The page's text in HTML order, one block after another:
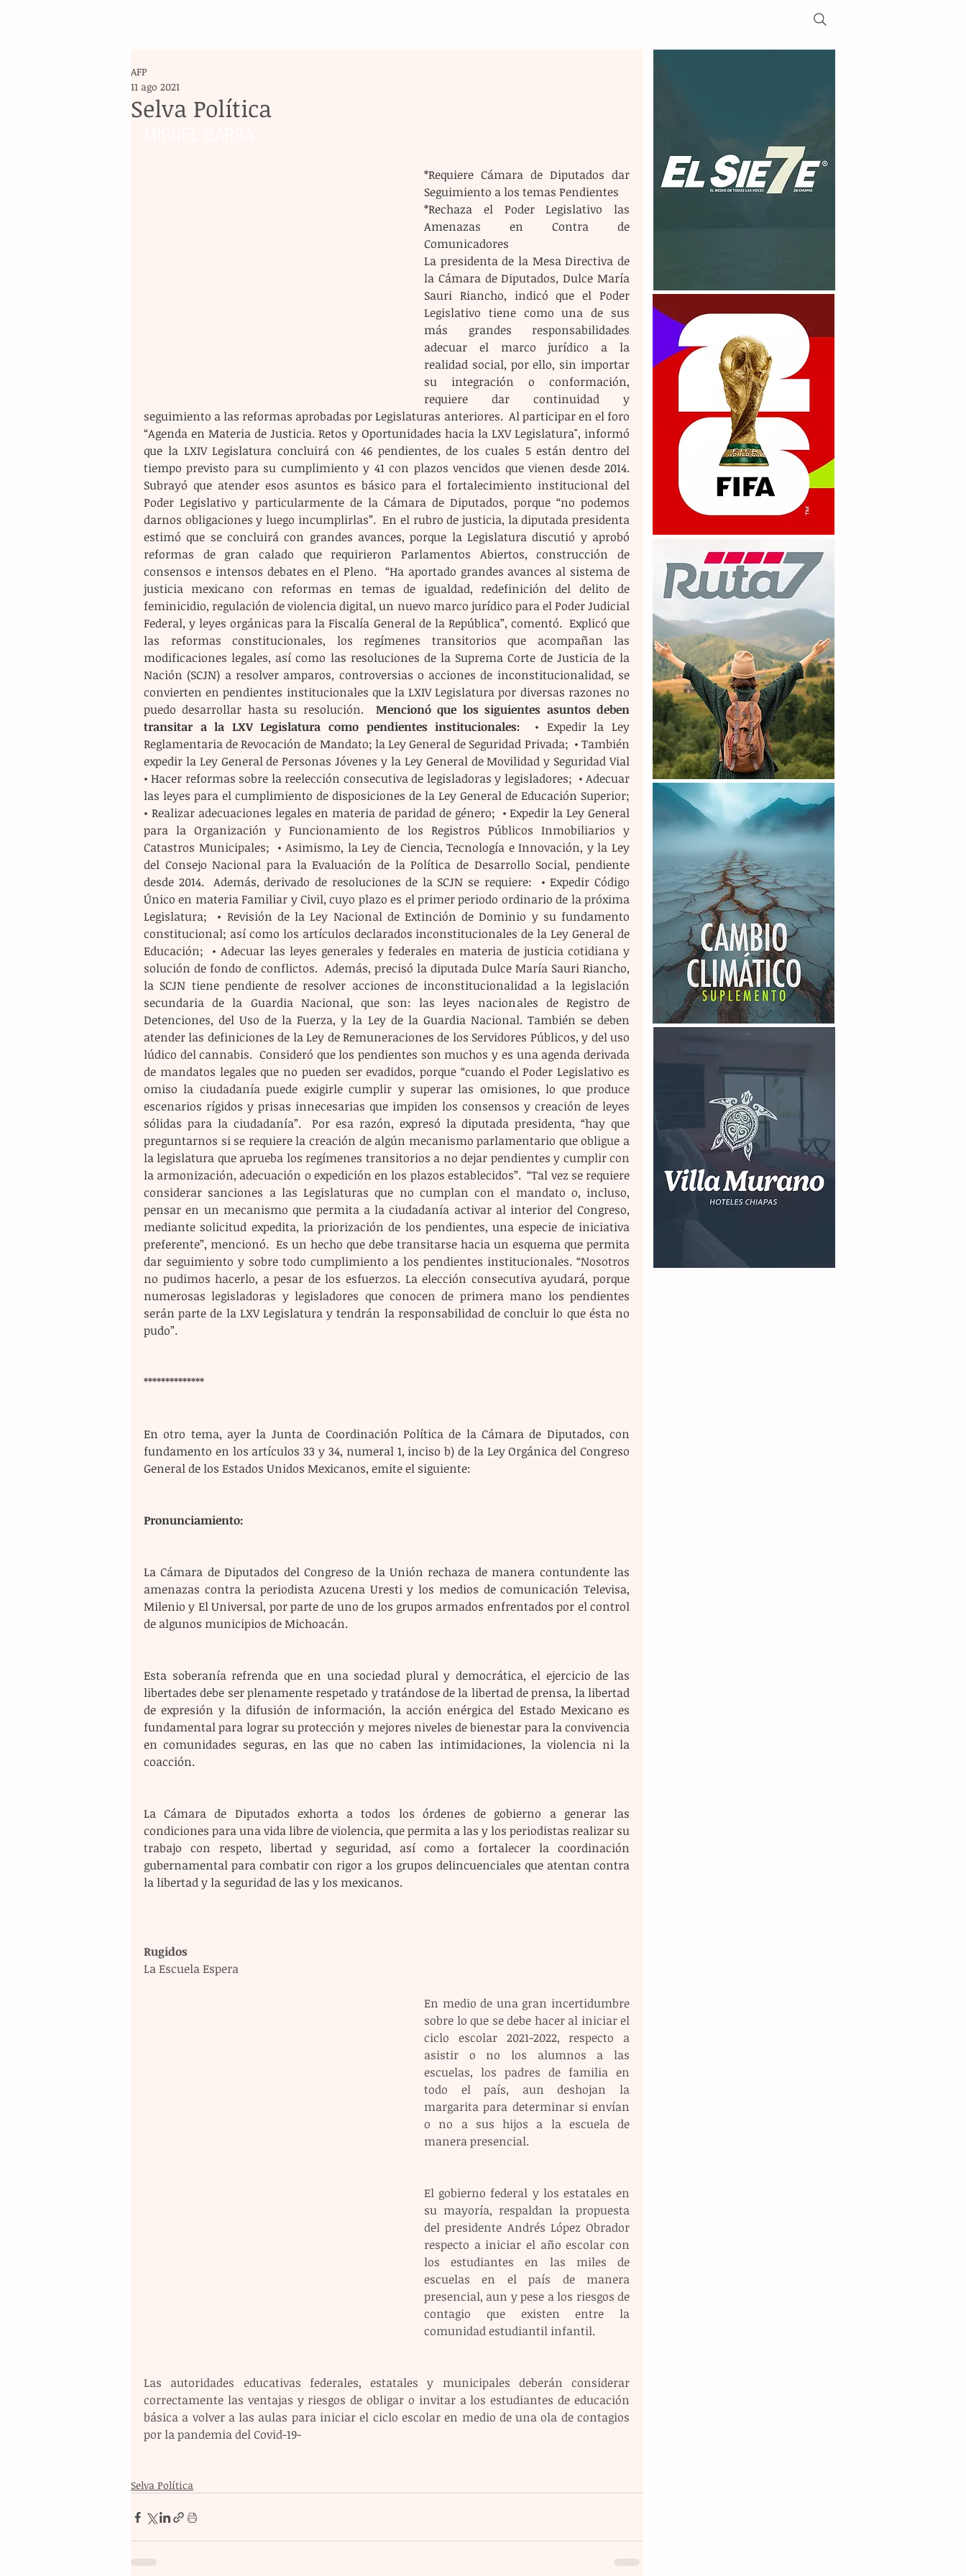
Selva Política
AFP
11 ago 2021
*Requiere Cámara de Diputados dar
Seguimiento a los temas Pendientes
*Rechaza el Poder Legislativo las
Amenazas en Contra de
Comunicadores
La presidenta de la Mesa Directiva de
la Cámara de Diputados, Dulce María
Sauri Riancho, indicó que el Poder
Legislativo tiene como una de sus
más grandes responsabilidades
adecuar el marco jurídico a la
realidad social, por ello, sin importar
su integración o conformación,
requiere dar continuidad y
seguimiento a las reformas aprobadas por Legislaturas anteriores.  Al participar en el foro
“Agenda en Materia de Justicia. Retos y Oportunidades hacia la LXV Legislatura", informó
que la LXIV Legislatura concluirá con 46 pendientes, de los cuales 5 están dentro del
tiempo previsto para su cumplimiento y 41 con plazos vencidos que vienen desde 2014.
Subrayó que atender esos asuntos es básico para el fortalecimiento institucional del
Poder Legislativo y particularmente de la Cámara de Diputados, porque “no podemos
darnos obligaciones y luego incumplirlas”.  En el rubro de justicia, la diputada presidenta
estimó que se concluirá con grandes avances, porque la Legislatura discutió y aprobó
reformas de gran calado que requirieron Parlamentos Abiertos, construcción de
consensos e intensos debates en el Pleno.  “Ha aportado grandes avances al sistema de
justicia mexicano con reformas en temas de igualdad, redefinición del delito de
feminicidio, regulación de violencia digital, un nuevo marco jurídico para el Poder Judicial
Federal, y leyes orgánicas para la Fiscalía General de la República”, comentó.  Explicó que
las reformas constitucionales, los regímenes transitorios que acompañan las
modificaciones legales, así como las resoluciones de la Suprema Corte de Justicia de la
Nación (SCJN) a resolver amparos, controversias o acciones de inconstitucionalidad, se
convierten en pendientes institucionales que la LXIV Legislatura por diversas razones no
puedo desarrollar hasta su resolución. Mencionó que los siguientes asuntos deben
transitar a la LXV Legislatura como pendientes institucionales:
  • Expedir la Ley
Reglamentaria de Revocación de Mandato; la Ley General de Seguridad Privada;  • También
expedir la Ley General de Personas Jóvenes y la Ley General de Movilidad y Seguridad Vial
• Hacer reformas sobre la reelección consecutiva de legisladoras y legisladores;  • Adecuar
las leyes para el cumplimiento de disposiciones de la Ley General de Educación Superior;
• Realizar adecuaciones legales en materia de paridad de género;  • Expedir la Ley General
para la Organización y Funcionamiento de los Registros Públicos Inmobiliarios y
Catastros Municipales;  • Asimismo, la Ley de Ciencia, Tecnología e Innovación, y la Ley
del Consejo Nacional para la Evaluación de la Política de Desarrollo Social, pendiente
desde 2014.  Además, derivado de resoluciones de la SCJN se requiere:  • Expedir Código
Único en materia Familiar y Civil, cuyo plazo es el primer periodo ordinario de la próxima
Legislatura;  • Revisión de la Ley Nacional de Extinción de Dominio y su fundamento
constitucional; así como los artículos declarados inconstitucionales de la Ley General de
Educación;  • Adecuar las leyes generales y federales en materia de justicia cotidiana y
solución de fondo de conflictos.  Además, precisó la diputada Dulce María Sauri Riancho,
la SCJN tiene pendiente de resolver acciones de inconstitucionalidad a la legislación
secundaria de la Guardia Nacional, que son: las leyes nacionales de Registro de
Detenciones, del Uso de la Fuerza, y la Ley de la Guardia Nacional. También se deben
atender las definiciones de la Ley de Remuneraciones de los Servidores Públicos, y del uso
lúdico del cannabis.  Consideró que los pendientes son muchos y es una agenda derivada
de mandatos legales que no pueden ser evadidos, porque “cuando el Poder Legislativo es
omiso la ciudadanía puede exigirle cumplir y superar las omisiones, lo que produce
escenarios rígidos y prisas innecesarias que impiden los consensos y creación de leyes
sólidas para la ciudadanía”.  Por esa razón, expresó la diputada presidenta, “hay que
preguntarnos si se requiere la creación de algún mecanismo parlamentario que obligue a
la legislatura que aprueba los regímenes transitorios a no dejar pendientes y cumplir con
la armonización, adecuación o expedición en los plazos establecidos”.  “Tal vez se requiere
considerar sanciones a las Legislaturas que no cumplan con el mandato o, incluso,
pensar en un mecanismo que permita a la ciudadanía activar al interior del Congreso,
mediante solicitud expedita, la priorización de los pendientes, una especie de iniciativa
preferente”, mencionó.  Es un hecho que debe transitarse hacia un esquema que permita
dar seguimiento y sobre todo cumplimiento a los pendientes institucionales. “Nosotros
no pudimos hacerlo, a pesar de los esfuerzos. La elección consecutiva ayudará, porque
numerosas legisladoras y legisladores que conocen de primera mano los pendientes
serán parte de la LXV Legislatura y tendrán la responsabilidad de concluir lo que ésta no
pudo”.
**************
En otro tema, ayer la Junta de Coordinación Política de la Cámara de Diputados, con
fundamento en los artículos 33 y 34, numeral 1, inciso b) de la Ley Orgánica del Congreso
General de los Estados Unidos Mexicanos, emite el siguiente:
Pronunciamiento:
La Cámara de Diputados del Congreso de la Unión rechaza de manera contundente las
amenazas contra la periodista Azucena Uresti y los medios de comunicación Televisa,
Milenio y El Universal, por parte de uno de los grupos armados enfrentados por el control
de algunos municipios de Michoacán.
Esta soberanía refrenda que en una sociedad plural y democrática, el ejercicio de las
libertades debe ser plenamente respetado y tratándose de la libertad de prensa, la libertad
de expresión y la difusión de información, la acción enérgica del Estado Mexicano es
fundamental para lograr su protección y mejores niveles de bienestar para la convivencia
en comunidades seguras, en las que no caben las intimidaciones, la violencia ni la
coacción.
La Cámara de Diputados exhorta a todos los órdenes de gobierno a generar las
condiciones para una vida libre de violencia, que permita a las y los periodistas realizar su
trabajo con respeto, libertad y seguridad, así como a fortalecer la coordinación
gubernamental para combatir con rigor a los grupos delincuenciales que atentan contra
la libertad y la seguridad de las y los mexicanos.
Rugidos
La Escuela Espera
En medio de una gran incertidumbre
sobre lo que se debe hacer al iniciar el
ciclo escolar 2021-2022, respecto a
asistir o no los alumnos a las
escuelas, los padres de familia en
todo el país, aun deshojan la
margarita para determinar si envían
o no a sus hijos a la escuela de
manera presencial.
El gobierno federal y los estatales en
su mayoría, respaldan la propuesta
del presidente Andrés López Obrador
respecto a iniciar el año escolar con
los estudiantes en las miles de
escuelas en el país de manera
presencial, aun y pese a los riesgos de
contagio que existen entre la
comunidad estudiantil infantil.
Las autoridades educativas federales, estatales y municipales deberán considerar
correctamente las ventajas y riesgos de obligar o invitar a los estudiantes de educación
básica a volver a las aulas para iniciar el ciclo escolar en medio de una ola de contagios
por la pandemia del Covid-19-
Selva Política